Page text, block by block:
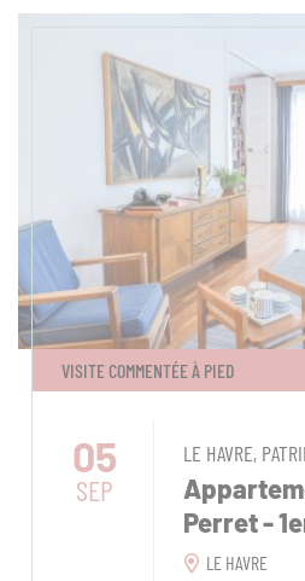
VISITE COMMENTÉE À PIED
05
SEP
LE HAVRE,
Perret -
LE HAVRE